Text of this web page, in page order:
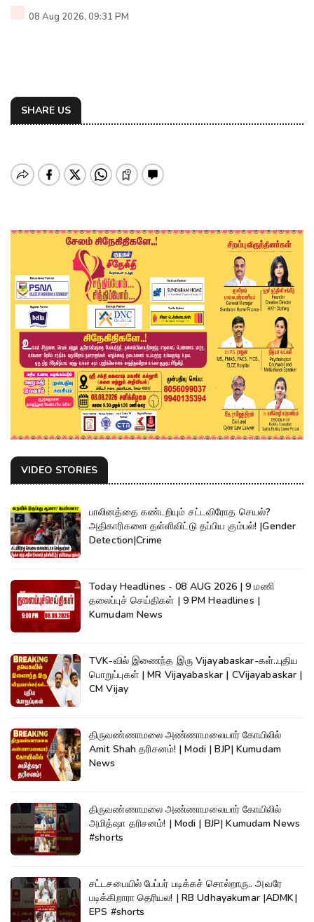
08 Aug 2026, 09:31 PM
SHARE US
VIDEO STORIES
பாலினத்தை கண்டறியும் சட்டவிரோத செயல்?
அதிகாரிகளை தள்ளிவிட்டு தப்பிய கும்பல்! |Gender
Detection|Crime
Today Headlines - 08 AUG 2026 | 9 மணி
தலைப்புச் செய்திகள் | 9 PM Headlines |
Kumudam News
TVK-வில் இணைந்த இரு Vijayabaskar-கள்..புதிய
பொறுப்புகள் | MR Vijayabaskar | CVijayabaskar |
CM Vijay
திருவண்ணாமலை அண்ணாமலையார் கோயிலில்
Amit Shah தரிசனம்! | Modi | BJP| Kumudam
News
திருவண்ணாமலை அண்ணாமலையார் கோயிலில்
அமித்ஷா தரிசனம்! | Modi | BJP| Kumudam News
#shorts
சட்டசபையில் பேப்பர் படிக்கச் சொல்றாரு.. அவரே
படிக்கிறாரா தெரியல! | RB Udhayakumar |ADMK|
EPS #shorts